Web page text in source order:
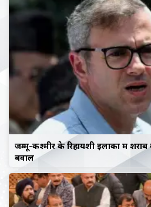
जम्मू-कश्मीर के रिहायशी इलाकों में
बवाल